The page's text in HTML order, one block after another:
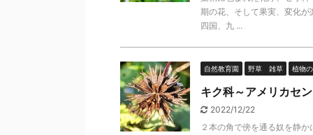
期の花、そして果実、変化
四国、九 ...
自然教育園 野草 雑草 植物
キク科～アメリカセ
2022/12/22
２本の角で傍を通る奴を静